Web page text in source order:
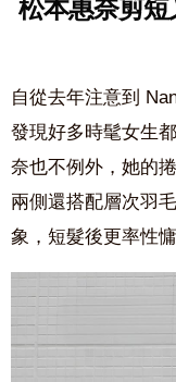
松本惠奈剪
自從去年注意到
發現好多時髦女生
奈也不例外，她的
兩側還搭配層次羽
象，短髮後更率性